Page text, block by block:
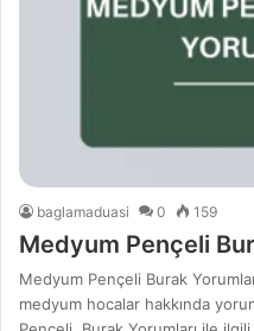
baglamaduasi 0 159
Medyum Pençeli
Medyum Pençeli Burak
medyum hocalar hakkında